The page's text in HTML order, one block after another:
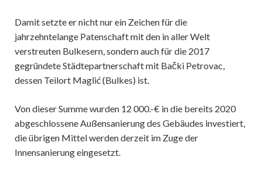
Damit setzte er nicht nur ein Zeichen für die
jahrzehntelange Patenschaft mit den in aller Welt
verstreuten Bulkesern, sondern auch für die 2017
gegründete Städtepartnerschaft mit Bački Petrovac,
dessen Teilort Maglić (Bulkes) ist.
Von dieser Summe wurden 12 000.-€ in die bereits 2020
abgeschlossene Außensanierung des Gebäudes investiert,
die übrigen Mittel werden derzeit im Zuge der
Innensanierung eingesetzt.